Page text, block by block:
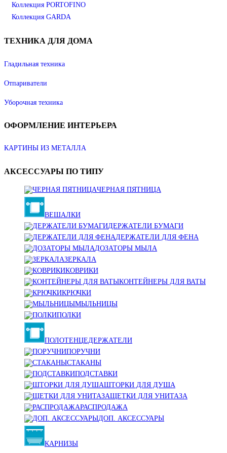
Коллекция PORTOFINO
Коллекция GARDA
ТЕХНИКА ДЛЯ ДОМА
Гладильная техника
Отпариватели
Уборочная техника
ОФОРМЛЕНИЕ ИНТЕРЬЕРА
КАРТИНЫ ИЗ МЕТАЛЛА
АКСЕССУАРЫ ПО ТИПУ
ЧЕРНАЯ ПЯТНИЦА
ВЕШАЛКИ
ДЕРЖАТЕЛИ БУМАГИ
ДЕРЖАТЕЛИ ДЛЯ ФЕНА
ДОЗАТОРЫ МЫЛА
ЗЕРКАЛА
КОВРИКИ
КОНТЕЙНЕРЫ ДЛЯ ВАТЫ
КРЮЧКИ
МЫЛЬНИЦЫ
ПОЛКИ
ПОЛОТЕНЦЕДЕРЖАТЕЛИ
ПОРУЧНИ
СТАКАНЫ
ПОДСТАВКИ
ШТОРКИ ДЛЯ ДУША
ЩЕТКИ ДЛЯ УНИТАЗА
РАСПРОДАЖА
ДОП. АКСЕССУАРЫ
КАРНИЗЫ